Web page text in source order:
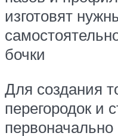
изготовят
бочки
Для создания
перегородок и